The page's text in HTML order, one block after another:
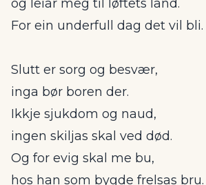
og leiar meg til løftets land.
For ein underfull dag det vil bli.
Slutt er sorg og besvær,
inga bør boren der.
Ikkje sjukdom og naud,
ingen skiljas skal ved død.
Og for evig skal me bu,
hos han som bygde frelsas bru.